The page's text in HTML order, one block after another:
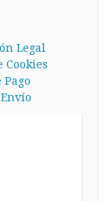
Legal
Cookies
Pago